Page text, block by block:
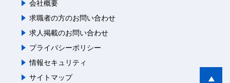
会社概要
求職者の方のお問い合わせ
求人掲載のお問い合わせ
プライバシーポリシー
情報セキュリティ
サイトマップ